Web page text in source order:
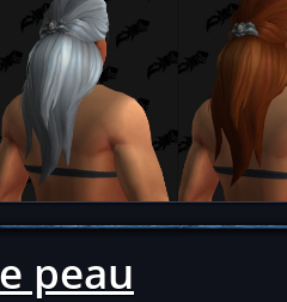
peau